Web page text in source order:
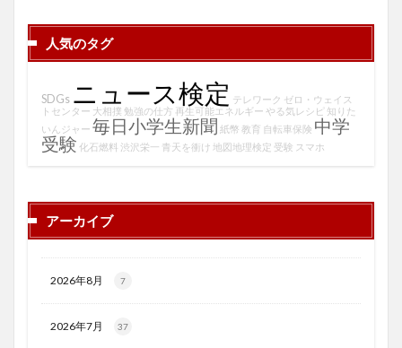
人気のタグ
SDGs ニュース検定 テレワーク ゼロ・ウェイス
トセンター 大相撲 勉強の仕方 再生可能エネルギー やる気レシピ 知りた
いんジャー 毎日小学生新聞 紙幣 教育 自転車保険 中学
受験 化石燃料 渋沢栄一 青天を衝け 地図地理検定 受験 スマホ
アーカイブ
2026年8月 7
2026年7月 37